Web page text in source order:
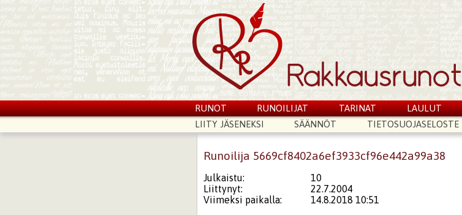
RUNOT RUNOILIJAT TARINAT LAULUT
LIITY JÄSENEKSI
SÄÄNNÖT TIETOSUOJASELOSTE
Runoilija 5669cf8402a6ef3933cf96e442a99a38
Julkaistu:
10
Liittynyt:
22.7.2004
Viimeksi paikalla:
14.8.2018 10:51